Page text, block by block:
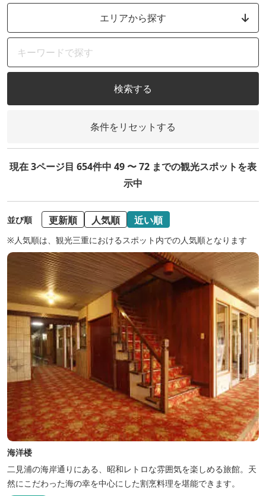
エリアから探す
検索する
条件をリセットする
現在 3ページ目 654件中 49 〜 72 までの観光スポットを表
示中
並び順 更新順 人気順 近い順
※人気順は、観光三重におけるスポット内での人気順となります
海洋楼
二見浦の海岸通りにある、昭和レトロな雰囲気を楽しめる旅館。天
然にこだわった海の幸を中心にした割烹料理を堪能できます。